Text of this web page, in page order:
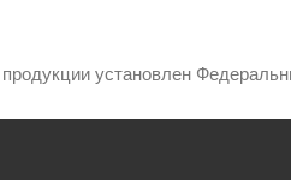
установлен